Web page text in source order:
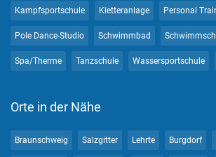
Kampfsportschule Kletteranlage Personal
Pole Dance-Studio Schwimmbad
Spa/Therme Tanzschule Wassersportschule
Orte in der Nähe
Braunschweig Salzgitter Lehrte Burgdorf